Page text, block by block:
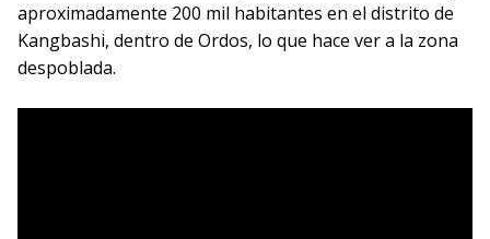
aproximadamente 200 mil habitantes en el distrito de
Kangbashi, dentro de Ordos, lo que hace ver a la zona
despoblada.